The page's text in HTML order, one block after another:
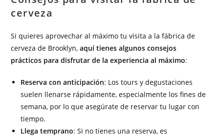
cerveza
Si quieres aprovechar al máximo tu visita a la fábrica de
cerveza de Brooklyn,aquí tienes algunos consejos
prácticos para disfrutar de la experiencia al máximo:
Reserva con anticipación: Los tours y degustaciones
suelen llenarse rápidamente, especialmente los fines de
semana, por lo que asegúrate de reservar tu lugar con
tiempo.
Llega temprano: Si no tienes una reserva, es